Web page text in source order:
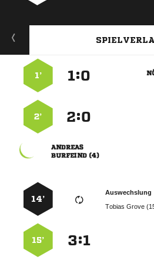
:
1’
:
2’

 
Auswechslung
 
14’
:
15’